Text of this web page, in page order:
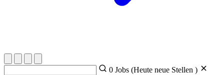
0 Jobs (Heute neue Stellen )